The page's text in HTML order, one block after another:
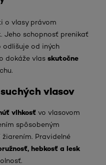
o vlasy právom
Jeho schopnosť prenikať
odlišuje od iných
dokáže vlas skutočne
vlasov
vlhkosť vo vlasovom
spôsobeným
Pravidelné
hebkosť a lesk